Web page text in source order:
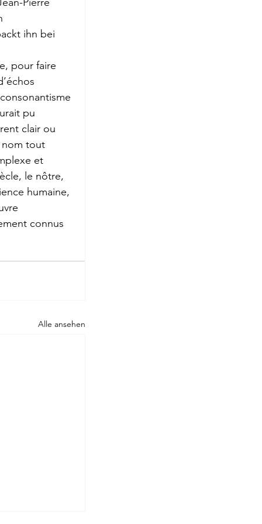
ihn bei
pour faire
pu
clair ou
nom tout
et
le nôtre,
humaine,
connus
Alle ansehen